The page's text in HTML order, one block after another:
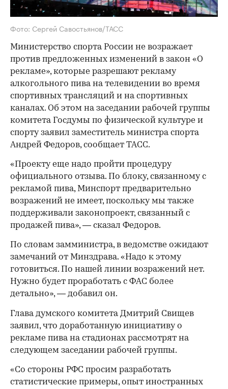
Фото: Сергей Савостьянов/ТАСС
Министерство спорта России не возражает
против предложенных изменений в закон «О
рекламе», которые разрешают рекламу
алкогольного пива на телевидении во время
спортивных трансляций и на спортивных
каналах. Об этом на заседании рабочей группы
комитета Госдумы по физической культуре и
спорту заявил заместитель министра спорта
Андрей Федоров, сообщает ТАСС.
«Проекту еще надо пройти процедуру
официального отзыва. По блоку, связанному с
рекламой пива, Минспорт предварительно
возражений не имеет, поскольку мы также
поддерживали законопроект, связанный с
продажей пива», — сказал Федоров.
По словам замминистра, в ведомстве ожидают
замечаний от Минздрава. «Надо к этому
готовиться. По нашей линии возражений нет.
Нужно будет проработать с ФАС более
детально», — добавил он.
Глава думского комитета Дмитрий Свищев
заявил, что доработанную инициативу о
рекламе пива на стадионах рассмотрят на
следующем заседании рабочей группы.
«Со стороны РФС просим разработать
статистические примеры, опыт иностранных